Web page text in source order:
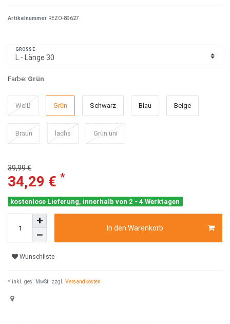
Artikelnummer REZO-89627
GRÖSSE
Farbe: Grün
Weiß Grün Schwarz Blau Beige
Braun lachs Grün uni
39,99 €
34,29 € *
kostenlose Lieferung, innerhalb von 2 - 4 Werktagen
In den Warenkorb
Wunschliste
* inkl. ges. MwSt. zzgl. Versandkosten